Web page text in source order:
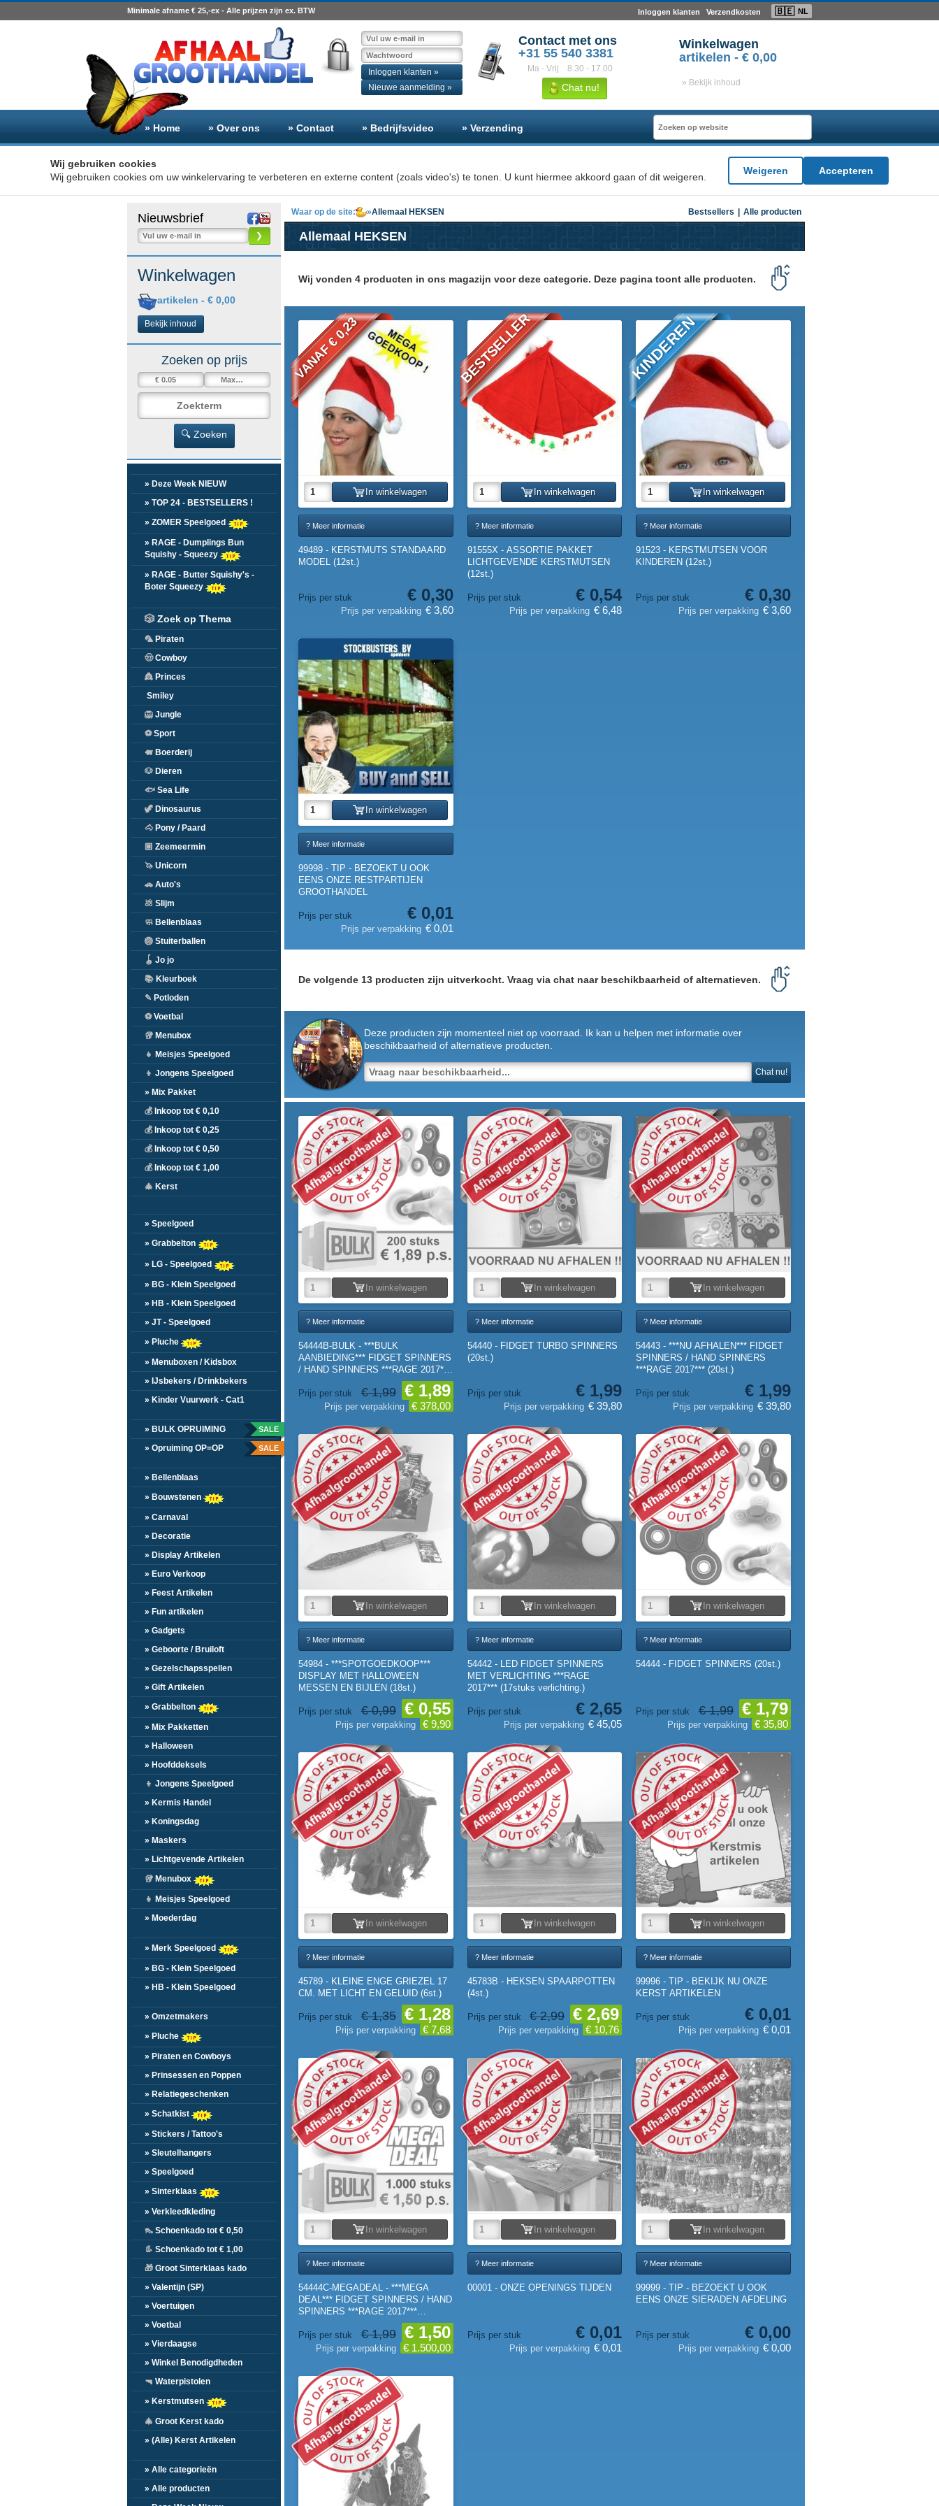
Minimale afname € 25,-ex - Alle prijzen zijn ex. BTW Inloggen klanten Verzendkosten 🇧🇪 NL
Inloggen klanten »
Nieuwe aanmelding »
Contact met ons
+31 55 540 3381
Ma - Vrij 8.30 - 17.00
Chat nu!
Winkelwagen
artikelen - € 0,00
» Bekijk inhoud
» Home » Over ons » Contact » Bedrijfsvideo » Verzending
Wij gebruiken cookies
Wij gebruiken cookies om uw winkelervaring te verbeteren en externe content (zoals video's) te tonen. U kunt hiermee akkoord gaan of dit weigeren.
Weigeren Accepteren
Nieuwsbrief
❯
Winkelwagen
artikelen - € 0,00
Bekijk inhoud
Zoeken op prijs
🔍 Zoeken
» Deze Week NIEUW
» TOP 24 - BESTSELLERS !
» ZOMER Speelgoed
» RAGE - Dumplings Bun
Squishy - Squeezy
» RAGE - Butter Squishy's -
Boter Squeezy
🎲 Zoek op Thema
🦜 Piraten
🤠Cowboy
👸 Princes
Smiley
🦁 Jungle
⚽Sport
🐖 Boerderij
🐶 Dieren
🐟 Sea Life
🦖 Dinosaurus
🐴 Pony / Paard
🏽 Zeemeermin
🦄 Unicorn
🚗 Auto's
💩 Slijm
🧼 Bellenblaas
🏐 Stuiterballen
🪀 Jo jo
📚 Kleurboek
✎ Potloden
⚽Voetbal
🥡 Menubox
👧 Meisjes Speelgoed
👦 Jongens Speelgoed
» Mix Pakket
💰Inkoop tot € 0,10
💰Inkoop tot € 0,25
💰Inkoop tot € 0,50
💰Inkoop tot € 1,00
🎄 Kerst
» Speelgoed
» Grabbelton
» LG - Speelgoed
» BG - Klein Speelgoed
» HB - Klein Speelgoed
» JT - Speelgoed
» Pluche
» Menuboxen / Kidsbox
» IJsbekers / Drinkbekers
» Kinder Vuurwerk - Cat1
» BULK OPRUIMING SALE
» Opruiming OP=OP SALE
» Bellenblaas
» Bouwstenen
» Carnaval
» Decoratie
» Display Artikelen
» Euro Verkoop
» Feest Artikelen
» Fun artikelen
» Gadgets
» Geboorte / Bruiloft
» Gezelschapsspellen
» Gift Artikelen
» Grabbelton
» Mix Pakketten
» Halloween
» Hoofddeksels
👦 Jongens Speelgoed
» Kermis Handel
» Koningsdag
» Maskers
» Lichtgevende Artikelen
🥡 Menubox
👧 Meisjes Speelgoed
» Moederdag
» Merk Speelgoed
» BG - Klein Speelgoed
» HB - Klein Speelgoed
» Omzetmakers
» Pluche
» Piraten en Cowboys
» Prinsessen en Poppen
» Relatiegeschenken
» Schatkist
» Stickers / Tattoo's
» Sleutelhangers
» Speelgoed
» Sinterklaas
» Verkleedkleding
👠 Schoenkado tot € 0,50
👢 Schoenkado tot € 1,00
🎁 Groot Sinterklaas kado
» Valentijn (SP)
» Voertuigen
» Voetbal
» Vierdaagse
» Winkel Benodigdheden
🔫 Waterpistolen
» Kerstmutsen
🎄 Groot Kerst kado
» (Alle) Kerst Artikelen
» Alle categorieën
» Alle producten
Waar op de site: »Allemaal HEKSEN Bestsellers Alle producten
Allemaal HEKSEN
Wij vonden 4 producten in ons magazijn voor deze categorie. Deze pagina toont alle producten.
VANAF € 0,23
In winkelwagen
? Meer informatie
49489 - KERSTMUTS STANDAARD
MODEL (12st.)
Prijs per stuk € 0,30
Prijs per verpakking € 3,60
BESTSELLER
In winkelwagen
? Meer informatie
91555X - ASSORTIE PAKKET
LICHTGEVENDE KERSTMUTSEN
(12st.)
Prijs per stuk € 0,54
Prijs per verpakking € 6,48
KINDEREN
In winkelwagen
? Meer informatie
91523 - KERSTMUTSEN VOOR
KINDEREN (12st.)
Prijs per stuk € 0,30
Prijs per verpakking € 3,60
In winkelwagen
? Meer informatie
99998 - TIP - BEZOEKT U OOK
EENS ONZE RESTPARTIJEN
GROOTHANDEL
Prijs per stuk € 0,01
Prijs per verpakking € 0,01
De volgende 13 producten zijn uitverkocht. Vraag via chat naar beschikbaarheid of alternatieven.
Deze producten zijn momenteel niet op voorraad. Ik kan u helpen met informatie over
beschikbaarheid of alternatieve producten.
Chat nu!
VOORRAAD
In winkelwagen
? Meer informatie
54444B-BULK - ***BULK
AANBIEDING*** FIDGET SPINNERS
/ HAND SPINNERS ***RAGE 2017***
Prijs per stuk
€ 1,99 € 1,89
Prijs per verpakking € 378,00
VOORRAAD
In winkelwagen
? Meer informatie
54440 - FIDGET TURBO SPINNERS
(20st.)
Prijs per stuk € 1,99
Prijs per verpakking € 39,80
VOORRAAD
In winkelwagen
? Meer informatie
54443 - ***NU AFHALEN*** FIDGET
SPINNERS / HAND SPINNERS
***RAGE 2017*** (20st.)
Prijs per stuk € 1,99
Prijs per verpakking € 39,80
SPOTGOEDKOOP
In winkelwagen
? Meer informatie
54984 - ***SPOTGOEDKOOP***
DISPLAY MET HALLOWEEN
MESSEN EN BIJLEN (18st.)
Prijs per stuk € 0,99 € 0,55
Prijs per verpakking € 9,90
VOORRAAD
In winkelwagen
? Meer informatie
54442 - LED FIDGET SPINNERS
MET VERLICHTING ***RAGE
2017*** (17stuks verlichting.)
Prijs per stuk € 2,65
Prijs per verpakking € 45,05
FIDGET SPINNER
In winkelwagen
? Meer informatie
54444 - FIDGET SPINNERS (20st.)
Prijs per stuk € 1,99 € 1,79
Prijs per verpakking € 35,80
OP=OP
In winkelwagen
? Meer informatie
45789 - KLEINE ENGE GRIEZEL 17
CM. MET LICHT EN GELUID (6st.)
Prijs per stuk € 1,35 € 1,28
Prijs per verpakking € 7,68
OPRUIMING
In winkelwagen
? Meer informatie
45783B - HEKSEN SPAARPOTTEN
(4st.)
Prijs per stuk € 2,99 € 2,69
Prijs per verpakking € 10,76
In winkelwagen
? Meer informatie
99996 - TIP - BEKIJK NU ONZE
KERST ARTIKELEN
Prijs per stuk € 0,01
Prijs per verpakking € 0,01
VOORRAAD
In winkelwagen
? Meer informatie
54444C-MEGADEAL - ***MEGA
DEAL*** FIDGET SPINNERS / HAND
SPINNERS ***RAGE 2017***
Prijs per stuk
€ 1,99 € 1,50
Prijs per verpakking € 1.500,00
In winkelwagen
? Meer informatie
00001 - ONZE OPENINGS TIJDEN
Prijs per stuk € 0,01
Prijs per verpakking € 0,01
In winkelwagen
? Meer informatie
99999 - TIP - BEZOEKT U OOK
EENS ONZE SIERADEN AFDELING
Prijs per stuk € 0,00
Prijs per verpakking € 0,00